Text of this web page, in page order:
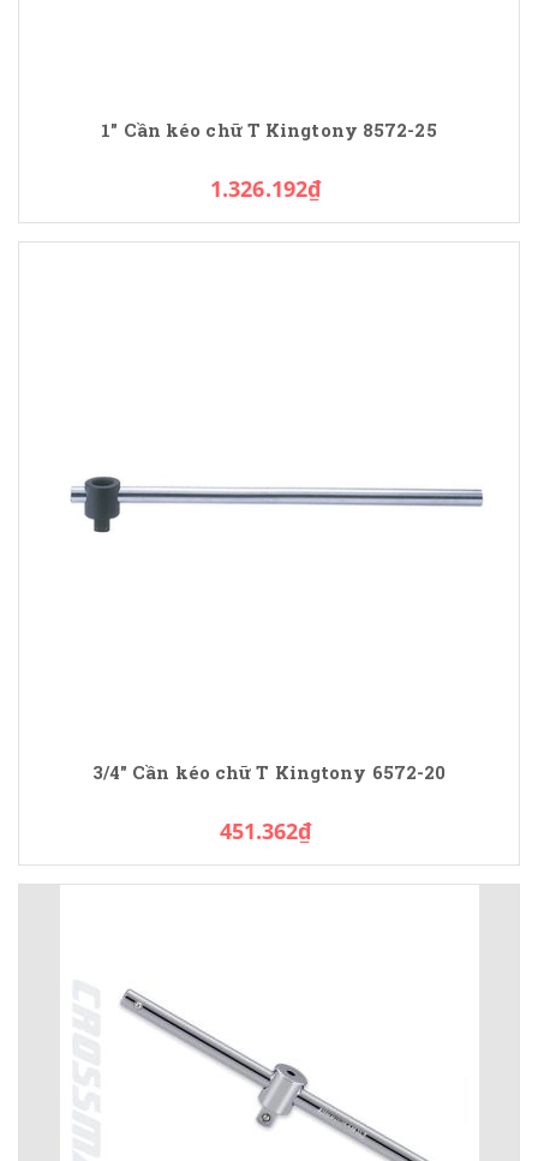
1" Cần kéo chữ T Kingtony 8572-25
1.326.192₫
3/4" Cần kéo chữ T Kingtony 6572-20
451.362₫